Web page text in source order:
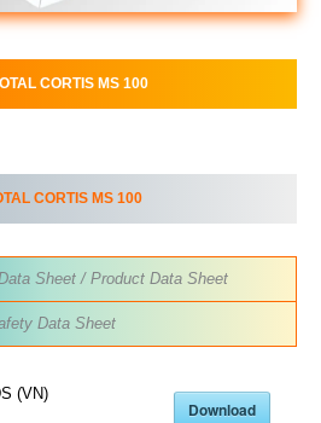
CORTIS MS100
CORTIS MS 100
Sheet / Product Data Sheet
Data Sheet
(VN)
Download